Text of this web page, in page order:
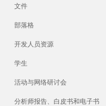
文件
部落格
开发人员资源
学生
活动与网络研讨会
分析师报告、白皮书和电子书